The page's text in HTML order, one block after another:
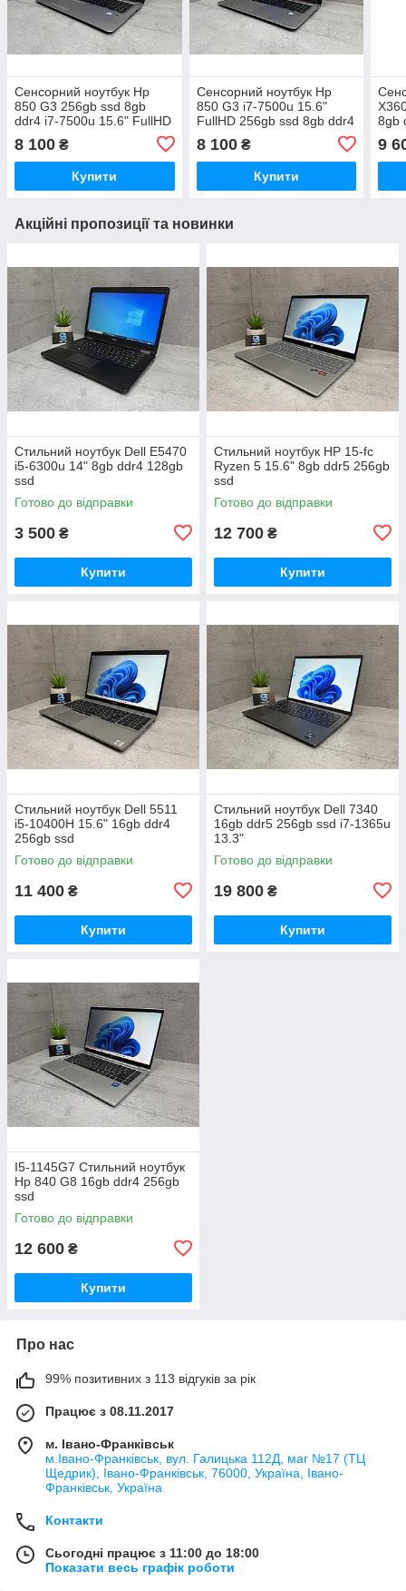
Сенсорний ноутбук Hp
850 G3 256gb ssd 8gb
ddr4 i7-7500u 15.6" FullHD
8 100 ₴
Купити
Сенсорний ноутбук Hp
850 G3 i7-7500u 15.6"
FullHD 256gb ssd 8gb ddr4
8 100₴
Купити
8gb
9
Акційні пропозиції та новинки
Стильний ноутбук Dell E5470
i5-6300u 14" 8gb ddr4 128gb
ssd
Готово до відправки
3 500 ₴
Купити
Стильний ноутбук HP 15-fc
Ryzen 5 15.6" 8gb ddr5 256gb
ssd
Готово до відправки
12 700 ₴
Купити
Стильний ноутбук Dell 5511
i5-10400H 15.6" 16gb ddr4
256gb ssd
Готово до відправки
11 400 ₴
Купити
Стильний ноутбук Dell 7340
16gb ddr5 256gb ssd i7-1365u
13.3"
Готово до відправки
19 800 ₴
Купити
I5-1145G7 Стильний ноутбук
Hp 840 G8 16gb ddr4 256gb
ssd
Готово до відправки
12 600 ₴
Купити
Про нас
99% позитивних з 113 відгуків за рік
Працює з 08.11.2017
м. Івано-Франківськ
м.Івано-Франківськ, вул. Галицька 112Д, маг №17 (ТЦ
Щедрик), Івано-Франківськ, 76000, Україна, Івано-
Франківськ, Україна
Контакти
Сьогодні працює з 11:00 до 18:00
Показати весь графік роботи